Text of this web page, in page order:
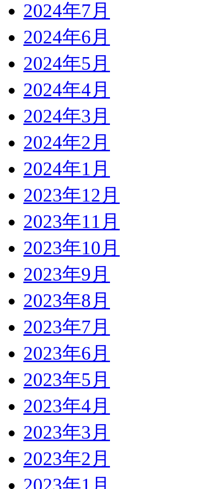
2024年7月
2024年6月
2024年5月
2024年4月
2024年3月
2024年2月
2024年1月
2023年12月
2023年11月
2023年10月
2023年9月
2023年8月
2023年7月
2023年6月
2023年5月
2023年4月
2023年3月
2023年2月
2023年1月